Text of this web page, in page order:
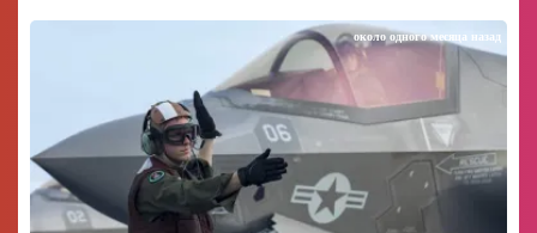
около одного месяца назад